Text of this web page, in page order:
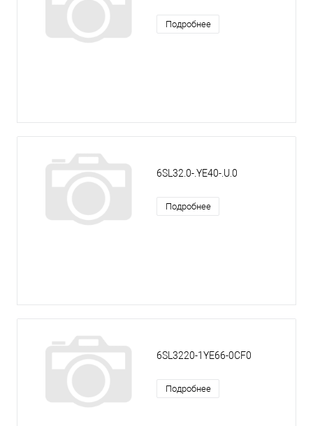
Подробнее
6SL32.0-.YE40-.U.0
Подробнее
6SL3220-1YE66-0CF0
Подробнее